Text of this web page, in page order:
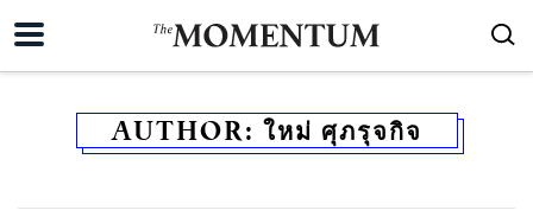
AUTHOR: ใหม่ ศุภรุจกิจ